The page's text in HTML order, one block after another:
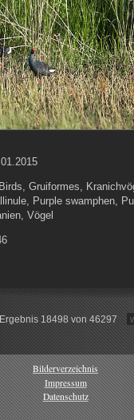
Birds, Gruiformes,
Purple swamphen,
Vögel
18498 von 46297
Bilderverzeichnis
Impressum
Datenschutz